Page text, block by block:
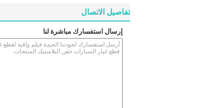
تفاصيل الاتصال
إرسال استفسارك مباشرة لنا